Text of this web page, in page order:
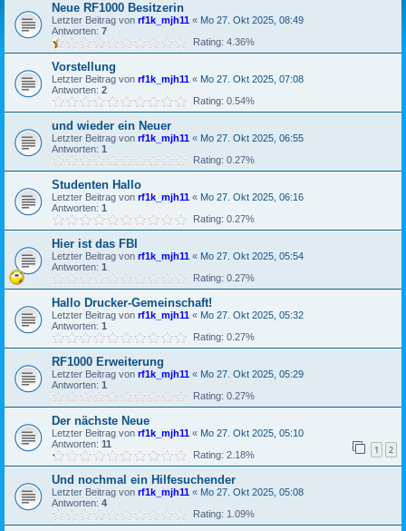
Neue RF1000 Besitzerin
Letzter Beitrag von rf1k_mjh11 « Mo 27. Okt 2025, 08:49
Antworten: 7
Rating: 4.36%
Vorstellung
Letzter Beitrag von rf1k_mjh11 « Mo 27. Okt 2025, 07:08
Antworten: 2
Rating: 0.54%
und wieder ein Neuer
Letzter Beitrag von rf1k_mjh11 « Mo 27. Okt 2025, 06:55
Antworten: 1
Rating: 0.27%
Studenten Hallo
Letzter Beitrag von rf1k_mjh11 « Mo 27. Okt 2025, 06:16
Antworten: 1
Rating: 0.27%
Hier ist das FBI
Letzter Beitrag von rf1k_mjh11 « Mo 27. Okt 2025, 05:54
Antworten: 1
Rating: 0.27%
Hallo Drucker-Gemeinschaft!
Letzter Beitrag von rf1k_mjh11 « Mo 27. Okt 2025, 05:32
Antworten: 1
Rating: 0.27%
RF1000 Erweiterung
Letzter Beitrag von rf1k_mjh11 « Mo 27. Okt 2025, 05:29
Antworten: 1
Rating: 0.27%
Der nächste Neue
Letzter Beitrag von rf1k_mjh11 « Mo 27. Okt 2025, 05:10
Antworten: 11 1 2
Rating: 2.18%
Und nochmal ein Hilfesuchender
Letzter Beitrag von rf1k_mjh11 « Mo 27. Okt 2025, 05:08
Antworten: 4
Rating: 1.09%